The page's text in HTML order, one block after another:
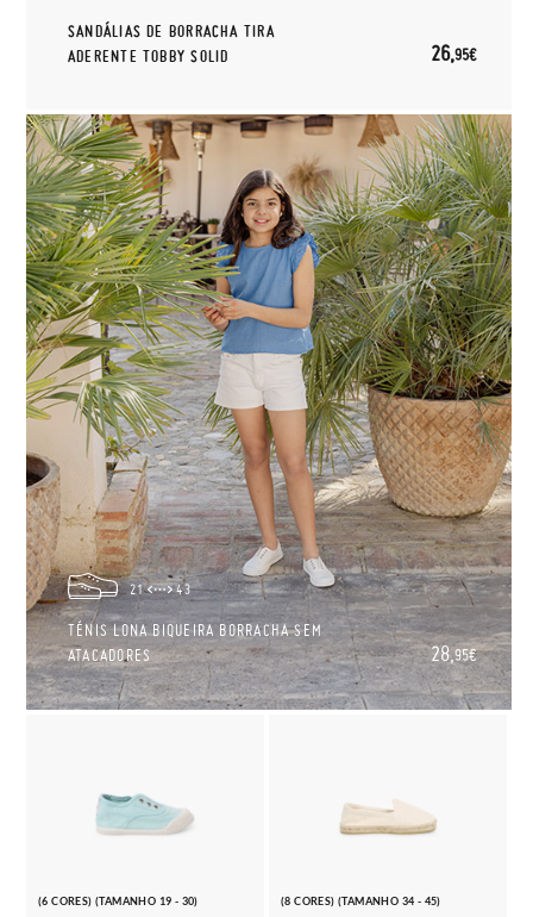
SANDÁLIAS DE BORRACHA TIRA
ADERENTE TOBBY SOLID
26,95€
21 43
TÉNIS LONA BIQUEIRA BORRACHA SEM
ATACADORES
28,95€
(6 CORES) (TAMANHO 19 - 30) (8 CORES) (TAMANHO 34 - 45)